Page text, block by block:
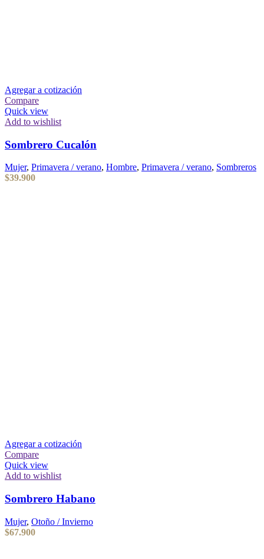
Agregar a cotización
Compare
Quick view
Add to wishlist
Sombrero Cucalón
Mujer, Primavera / verano, Hombre, Primavera / verano, Sombreros
$39.900
Agregar a cotización
Compare
Quick view
Add to wishlist
Sombrero Habano
Mujer, Otoño / Invierno
$67.900